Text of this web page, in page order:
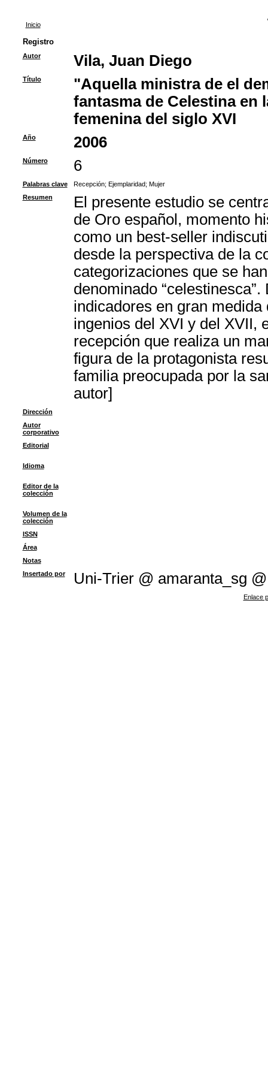
Inicio
Registro
Autor Vila, Juan Diego
Título
"Aquella ministra de el
fantasma de Celestina en
femenina del siglo XVI
Año 2006
Número 6
Palabras clave Recepción; Ejemplaridad; Mujer
Resumen
El presente estudio se
de Oro español, momento
como un best-seller
desde la perspectiva de la
categorizaciones que se
denominado
indicadores en gran
ingenios del XVI y del XVII,
recepción que realiza un
figura de la protagonista
familia preocupada por la
autor]
Dirección
Autor
corporativo
Editorial
Idioma
Editor de la
colección
Volumen de la
colección
ISSN
Área
Notas
Insertado por
Uni-Trier @ amaranta_sg @
Enlace